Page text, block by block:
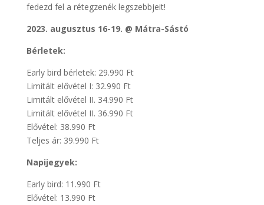
fedezd fel a rétegzenék legszebbjeit!
2023. augusztus 16-19. @ Mátra-Sástó
Bérletek:
Early bird bérletek: 29.990 Ft
Limitált elővétel I: 32.990 Ft
Limitált elővétel II. 34.990 Ft
Limitált elővétel II. 36.990 Ft
Elővétel: 38.990 Ft
Teljes ár: 39.990 Ft
Napijegyek:
Early bird: 11.990 Ft
Elővétel: 13.990 Ft